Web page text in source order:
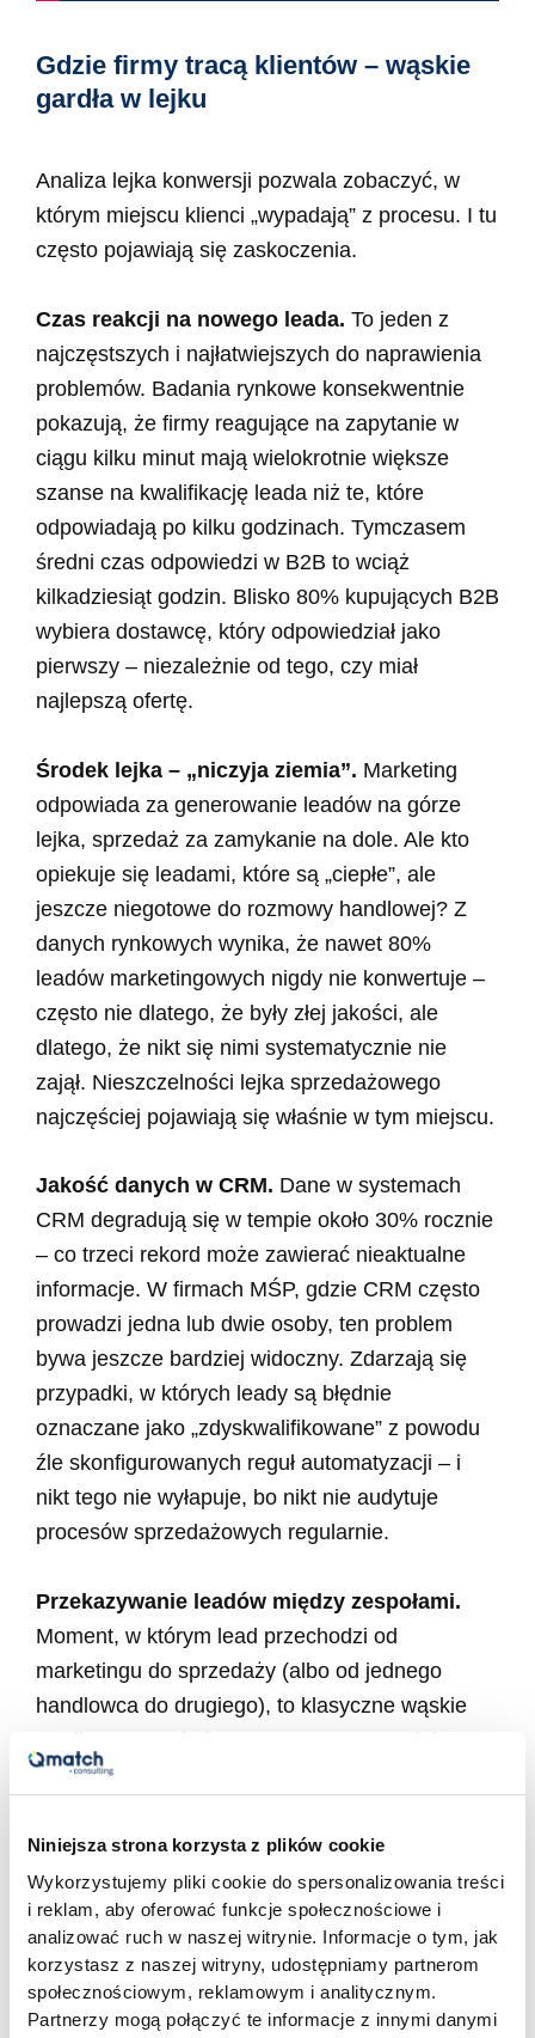
Niniejsza strona korzysta z plików cookie
Wykorzystujemy pliki cookie do spersonalizowania treści
i reklam, aby oferować funkcje społecznościowe i
analizować ruch w naszej witrynie. Informacje o tym, jak
korzystasz z naszej witryny, udostępniamy partnerom
społecznościowym, reklamowym i analitycznym.
Partnerzy mogą połączyć te informacje z innymi danymi
Gdzie firmy tracą klientów – wąskie
gardła w lejku
Analiza lejka konwersji pozwala zobaczyć, w
którym miejscu klienci „wypadają” z procesu. I tu
często pojawiają się zaskoczenia.
Czas reakcji na nowego leada. To jeden z
najczęstszych i najłatwiejszych do naprawienia
problemów. Badania rynkowe konsekwentnie
pokazują, że firmy reagujące na zapytanie w
ciągu kilku minut mają wielokrotnie większe
szanse na kwalifikację leada niż te, które
odpowiadają po kilku godzinach. Tymczasem
średni czas odpowiedzi w B2B to wciąż
kilkadziesiąt godzin. Blisko 80% kupujących B2B
wybiera dostawcę, który odpowiedział jako
pierwszy – niezależnie od tego, czy miał
najlepszą ofertę.
Środek lejka – „niczyja ziemia”. Marketing
odpowiada za generowanie leadów na górze
lejka, sprzedaż za zamykanie na dole. Ale kto
opiekuje się leadami, które są „ciepłe”, ale
jeszcze niegotowe do rozmowy handlowej? Z
danych rynkowych wynika, że nawet 80%
leadów marketingowych nigdy nie konwertuje –
często nie dlatego, że były złej jakości, ale
dlatego, że nikt się nimi systematycznie nie
zajął. Nieszczelności lejka sprzedażowego
najczęściej pojawiają się właśnie w tym miejscu.
Jakość danych w CRM. Dane w systemach
CRM degradują się w tempie około 30% rocznie
– co trzeci rekord może zawierać nieaktualne
informacje. W firmach MŚP, gdzie CRM często
prowadzi jedna lub dwie osoby, ten problem
bywa jeszcze bardziej widoczny. Zdarzają się
przypadki, w których leady są błędnie
oznaczane jako „zdyskwalifikowane” z powodu
źle skonfigurowanych reguł automatyzacji – i
nikt tego nie wyłapuje, bo nikt nie audytuje
procesów sprzedażowych regularnie.
Przekazywanie leadów między zespołami.
Moment, w którym lead przechodzi od
marketingu do sprzedaży (albo od jednego
handlowca do drugiego), to klasyczne wąskie
gardło. Nawet drobna poprawa w tym miejscu
potrafi przełożyć się na wymierny wzrost
pozyskiwanie nowych leadów. Dlatego każdy
audyt procesu sprzedaży powinien obejmować
dokładne mapowanie tego, jak wygląda
przekazanie leada: kto to robi, jakie informacje
przekazuje i ile czasu to zajmuje.